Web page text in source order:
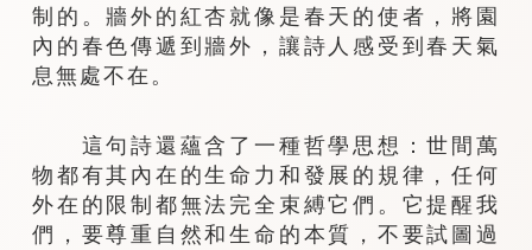
制的。牆外的紅杏就像是春天的使者，將園
內的春色傳遞到牆外，讓詩人感受到春天氣
息無處不在。
這句詩還蘊含了一種哲學思想：世間萬
物都有其內在的生命力和發展的規律，任何
外在的限制都無法完全束縛它們。它提醒我
們，要尊重自然和生命的本質，不要試圖過